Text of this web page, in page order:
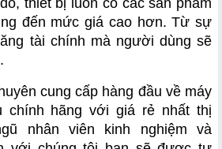
đến mức giá cao hơn. Từ sự
tài chính mà người dùng sẽ
cung cấp hàng đầu về máy
chính hãng với giá rẻ nhất thị
nhân viên kinh nghiệm và